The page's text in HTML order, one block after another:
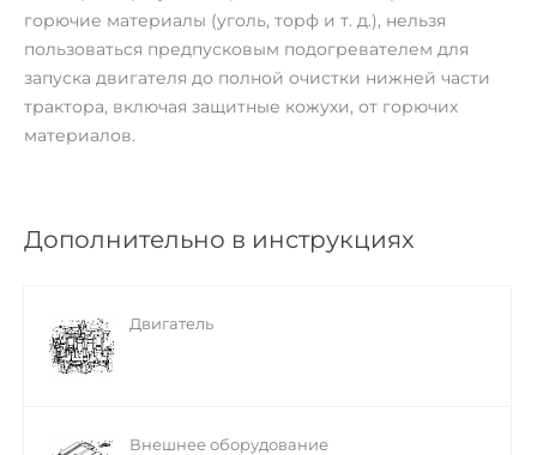
горючие материалы (уголь, торф и т. д.), нельзя
пользоваться предпусковым подогревателем для
запуска двигателя до полной очистки нижней части
трактора, включая защитные кожухи, от горючих
материалов.
Дополнительно в инструкциях
Двигатель
Внешнее оборудование